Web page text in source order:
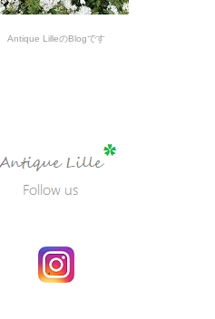
Antique LilleのBlogです